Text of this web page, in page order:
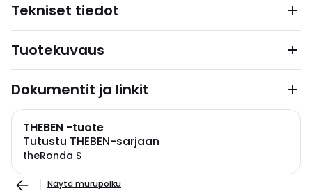
Tekniset tiedot
Tuotekuvaus
Dokumentit ja linkit
THEBEN -tuote
Tutustu THEBEN-sarjaan
theRonda S
Näytä murupolku